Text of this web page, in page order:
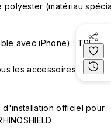
(matériau
avec iPhone) : TPE
les accessoires
officiel pour